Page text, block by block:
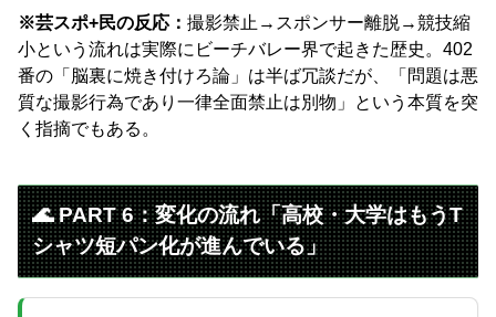
※芸スポ+民の反応： 撮影禁止→スポンサー離脱→競技縮
小という流れは実際にビーチバレー界で起きた歴史。402
番の「脳裏に焼き付けろ論」は半ば冗談だが、「問題は悪
質な撮影行為であり一律全面禁止は別物」という本質を突
く指摘でもある。
🌊 PART 6：変化の流れ「高校・大学はもうT
シャツ短パン化が進んでいる」